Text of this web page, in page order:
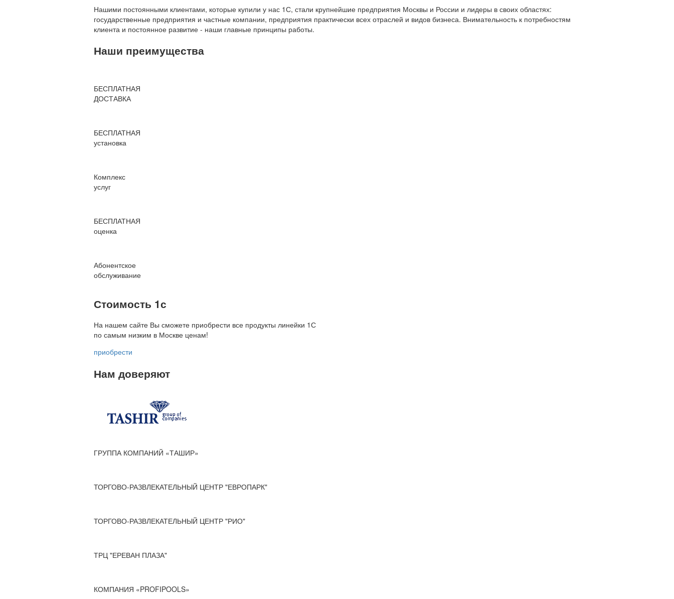
Нашими постоянными клиентами, которые купили у нас 1С, стали крупнейшие предприятия Москвы и России и лидеры в своих областях:
государственные предприятия и частные компании, предприятия практически всех отраслей и видов бизнеса. Внимательность к потребностям
клиента и постоянное развитие - наши главные принципы работы.
Наши преимущества
БЕСПЛАТНАЯ
ДОСТАВКА
БЕСПЛАТНАЯ
установка
Комплекс
услуг
БЕСПЛАТНАЯ
оценка
Абонентское
обслуживание
Стоимость 1с
На нашем сайте Вы сможете приобрести все продукты линейки 1С
по самым низким в Москве ценам!
приобрести
Нам доверяют
ГРУППА КОМПАНИЙ «ТАШИР»
ТОРГОВО-РАЗВЛЕКАТЕЛЬНЫЙ ЦЕНТР "ЕВРОПАРК"
ТОРГОВО-РАЗВЛЕКАТЕЛЬНЫЙ ЦЕНТР "РИО"
ТРЦ "ЕРЕВАН ПЛАЗА"
КОМПАНИЯ «PROFIPOOLS»